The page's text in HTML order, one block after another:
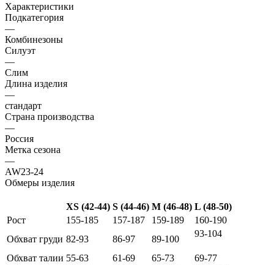
Характеристики
Подкатегория
—
Комбинезоны
Силуэт
—
Слим
Длина изделия
—
стандарт
Страна производства
—
Россия
Метка сезона
—
AW23-24
Обмеры изделия
XS (42-44) S (44-46) M (46-48) L (48-50)
Рост
155-185 157-187 159-189
160-190
Обхват груди 82-93 86-97 89-100
93-104
Обхват талии 55-63 61-69 65-73
69-77